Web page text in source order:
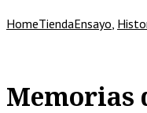
HomeTiendaEnsayo
Memorias